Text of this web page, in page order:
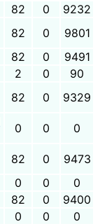
82 0
9232
82 0
9801
82 0
9491
2 0
90
82 0 9329
0 0 0
82 0
9473
0 0
0
82 0
9400
0 0
0